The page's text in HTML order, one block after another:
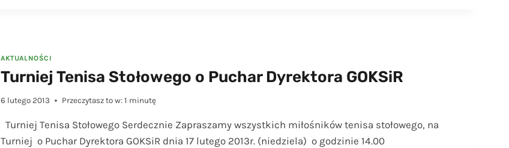
AKTUALNOŚCI
Turniej Tenisa Stołowego o Puchar Dyrektora GOKSiR
6 lutego 2013 Przeczytasz to w: 1 minutę
Turniej Tenisa Stołowego Serdecznie Zapraszamy wszystkich miłośników tenisa stołowego, na
Turniej o Puchar Dyrektora GOKSiR dnia 17 lutego 2013r. (niedziela) o godzinie 14.00